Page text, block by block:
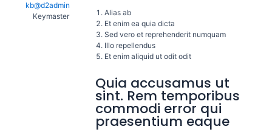
kb@d2admin
Keymaster
Alias ab
Et enim ea quia dicta
Sed vero et reprehenderit numquam
Illo repellendus
Et enim aliquid ut odit odit
Quia accusamus ut
sint. Rem temporibus
commodi error qui
praesentium eaque